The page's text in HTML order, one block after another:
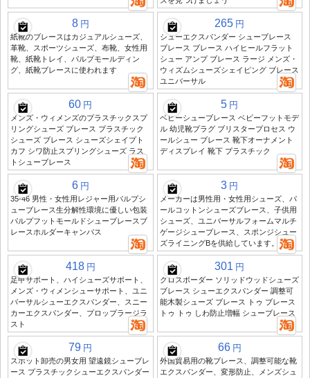
8 円
紙靴のブレースはカジュアルシューズ、
革靴、スポーツシューズ、布靴、女性用
靴、紙靴トレイ、パルプモールディン
グ、紙靴ブレースに使われます
265 円
シューエクスパンダー シューブレース
ブレース ブレース ハイヒールフラット
シュー アンプ ブレース ラージ メンズ・
ウィズムシューズシェイピング ブレース
ユニバーサル
60 円
メンズ・ウィメンズのプラスチックスプ
リングシューズ ブレース プラスチック
シューズ ブレース シューズシェイプト
カフ シワ防止スプリングシューズ ラス
トシューブレース
5 円
ベビーシューブレース ベビーフットモデ
ル 幼児靴プラグ ブリスタープロセス ウ
ールシュー ブレース 靴下オーナメント
ディスプレイ 靴下 プラスチック
6 円
35-46 男性・女性用レジャー用パルプシ
ューブレース生分解性環境に優しい包装
パルプフットモールドシューブレースブ
レースホルダーキャンバス
3 円
メーカーは男性用・女性用シューズ、パ
ールコットンシューズブレース、子供用
シューズ、ユニバーサルフォームマルチ
ゲージシューブレース、スポンジシュー
ズライニングBを供給しています。
418 円
足甲サポート、ハイシューズサポート、
メンズ・ウィメンシューサポート、ユニ
バーサルシューエクスパンダー、スニー
カーエクスパンダー、プロップラージラ
スト
301 円
クロスボーダー ソリッドウッドシューズ
ブレース シューエクスパンダー 調整可
能木製シューズ ブレース トゥ ブレース
トゥ トゥ しわ防止増幅 シューブレース
79 円
スポット卸売の男女用 望遠鏡シューブレ
ース プラスチックシューエクスパンダー
66 円
外国貿易用の靴ブレース、調整可能な靴
エクスパンダー、変形防止、メンズシュ